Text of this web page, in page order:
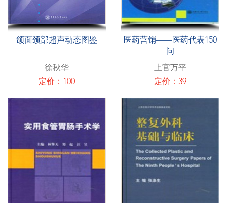
颌面颈部超声动态图鉴
徐秋华
定价：100
医药营销——医药代表150
问
上官万平
定价：39